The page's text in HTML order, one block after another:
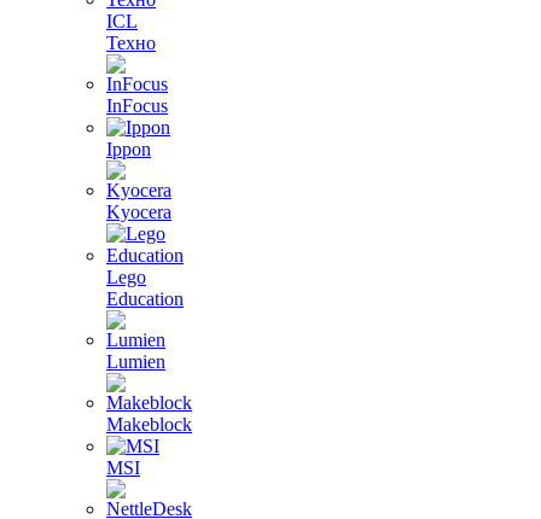
ICL
Техно
InFocus
Ippon
Kyocera
Lego
Education
Lumien
Makeblock
MSI